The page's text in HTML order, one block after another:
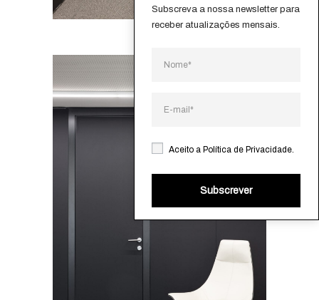
Aceito a Política de Privacidade
Subscrever
Subscreva a nossa newsletter para
receber atualizações mensais.